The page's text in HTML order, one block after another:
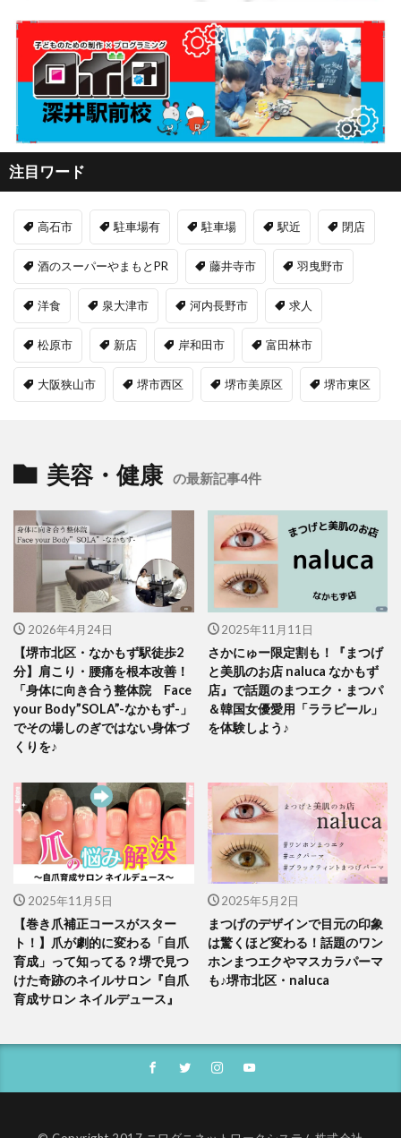
注目ワード
高石市 駐車場有 駐車場 駅近 閉店
酒のスーパーやまもとPR 藤井寺市 羽曳野市
洋食 泉大津市 河内長野市 求人
松原市 新店 岸和田市 富田林市
大阪狭山市 堺市西区 堺市美原区 堺市東区
美容・健康 の最新記事4件
2026年4月24日
【堺市北区・なかもず駅徒歩2
分】肩こり・腰痛を根本改善！
「身体に向き合う整体院 Face
your Body”SOLA”-なかもず-」
でその場しのぎではない身体づ
くりを♪
2025年11月11日
さかにゅー限定割も！『まつげ
と美肌のお店 naluca なかもず
店』で話題のまつエク・まつパ
＆韓国女優愛用「ララピール」
を体験しよう♪
2025年11月5日
【巻き爪補正コースがスター
ト！】爪が劇的に変わる「自爪
育成」って知ってる？堺で見つ
けた奇跡のネイルサロン『自爪
育成サロン ネイルデュース』
2025年5月2日
まつげのデザインで目元の印象
は驚くほど変わる！話題のワン
ホンまつエクやマスカラパーマ
も♪堺市北区・naluca